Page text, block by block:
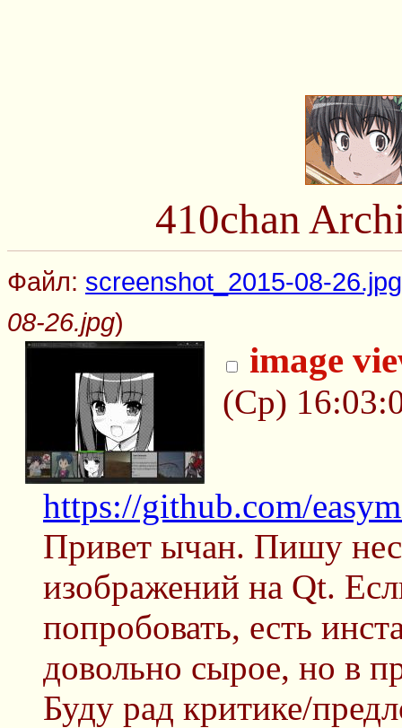
410chan
Файл: screenshot_2015-08-26.jpg
08-26.jpg)
image
(Ср)
https://github.com/
Привет ычан. Пишу
изображений на Qt.
попробовать, есть
довольно сырое, но в
Буду рад критике/